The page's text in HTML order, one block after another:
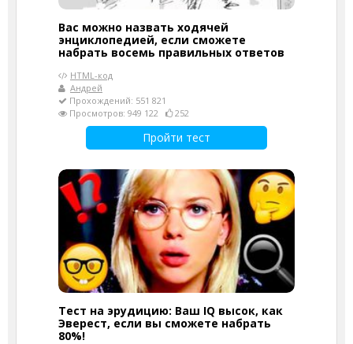
Вас можно назвать ходячей
энциклопедией, если сможете
набрать восемь правильных ответов
HTML-код
Андрей
Прохождений: 551 821
Просмотров: 949 122
252
Пройти тест
Тест на эрудицию: Ваш IQ высок, как
Эверест, если вы сможете набрать
80%!